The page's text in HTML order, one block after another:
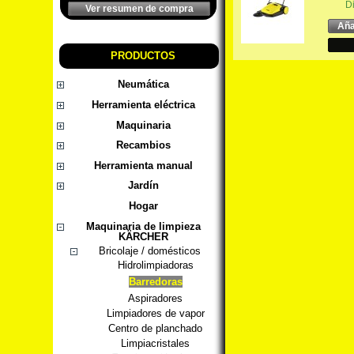
Ver resumen de compra
PRODUCTOS
Neumática
Herramienta eléctrica
Maquinaria
Recambios
Herramienta manual
Jardín
Hogar
Maquinaria de limpieza
KÄRCHER
Bricolaje / domésticos
Hidrolimpiadoras
Barredoras
Aspiradores
Limpiadores de vapor
Centro de planchado
Limpiacristales